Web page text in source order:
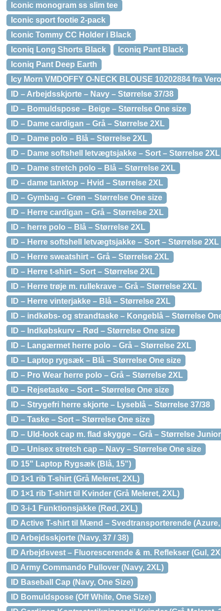
Iconic monogram ss slim tee
Iconic sport footie 2-pack
Iconic Tommy CC Holder i Black
Iconiq Long Shorts Black
Iconiq Pant Black
Iconiq Pant Deep Earth
Icy Morn VMDOFFY O-NECK BLOUSE 10202884 fra
ID – Arbejdsskjorte – Navy – Størrelse 37/38
ID – Bomuldspose – Beige – Størrelse One size
ID – Dame cardigan – Grå – Størrelse 2XL
ID – Dame polo – Blå – Størrelse 2XL
ID – Dame softshell letvægtsjakke – Sort – Størrelse 2XL
ID – Dame stretch polo – Blå – Størrelse 2XL
ID – dame tanktop – Hvid – Størrelse 2XL
ID – Gymbag – Grøn – Størrelse One size
ID – Herre cardigan – Grå – Størrelse 2XL
ID – herre polo – Blå – Størrelse 2XL
ID – Herre softshell letvægtsjakke – Sort – Størrelse 2XL
ID – Herre sweatshirt – Grå – Størrelse 2XL
ID – Herre t-shirt – Sort – Størrelse 2XL
ID – Herre trøje m. rullekrave – Grå – Størrelse 2XL
ID – Herre vinterjakke – Blå – Størrelse 2XL
ID – indkøbs- og strandtaske – Kongeblå – Størrelse
ID – Indkøbskurv – Rød – Størrelse One size
ID – Langærmet herre polo – Grå – Størrelse 2XL
ID – Laptop rygsæk – Blå – Størrelse One size
ID – Pro Wear herre polo – Grå – Størrelse 2XL
ID – Rejsetaske – Sort – Størrelse One size
ID – Strygefri herre skjorte – Lyseblå – Størrelse 37/38
ID – Taske – Sort – Størrelse One size
ID – Uld-look cap m. flad skygge – Grå – Størrelse Junior
ID – Unisex stretch cap – Navy – Størrelse One size
ID 15" Laptop Rygsæk (Blå, 15")
ID 1×1 rib T-shirt (Grå Meleret, 2XL)
ID 1×1 rib T-shirt til Kvinder (Grå Meleret, 2XL)
ID 3-i-1 Funktionsjakke (Rød, 2XL)
ID Active T-shirt til Mænd – Svedtransporterende
ID Arbejdsskjorte (Navy, 37 / 38)
ID Arbejdsvest – Fluorescerende & m. Reflekser (Gul,
ID Army Commando Pullover (Navy, 2XL)
ID Baseball Cap (Navy, One Size)
ID Bomuldspose (Off White, One Size)